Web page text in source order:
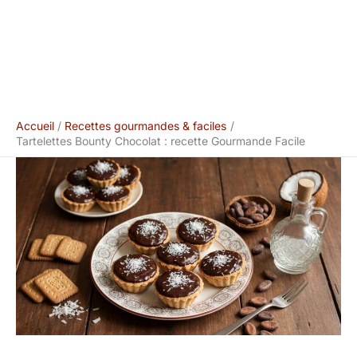
Accueil
Recettes gourmandes & faciles
Tartelettes Bounty Chocolat : recette Gourmande Facile